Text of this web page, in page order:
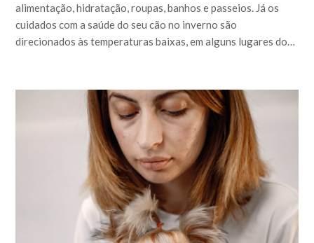
alimentação, hidratação, roupas, banhos e passeios. Já os
cuidados com a saúde do seu cão no inverno são
direcionados às temperaturas baixas, em alguns lugares do…